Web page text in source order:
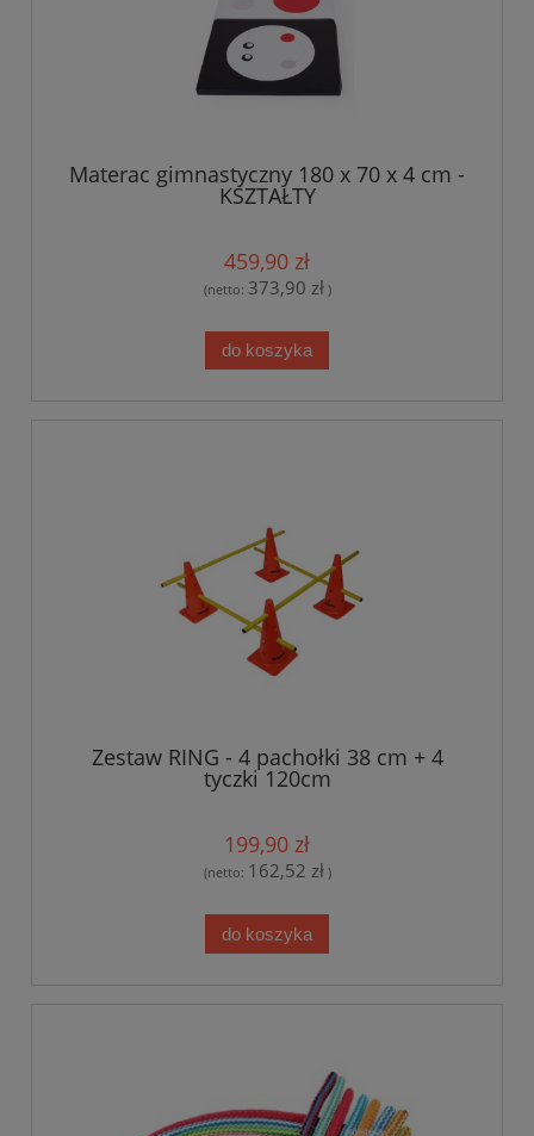
Materac gimnastyczny 180 x 70 x 4 cm -
KSZTAŁTY
459,90 zł
(netto: 373,90 zł)
do koszyka
Zestaw RING - 4 pachołki 38 cm + 4
tyczki 120cm
199,90 zł
(netto: 162,52 zł)
do koszyka